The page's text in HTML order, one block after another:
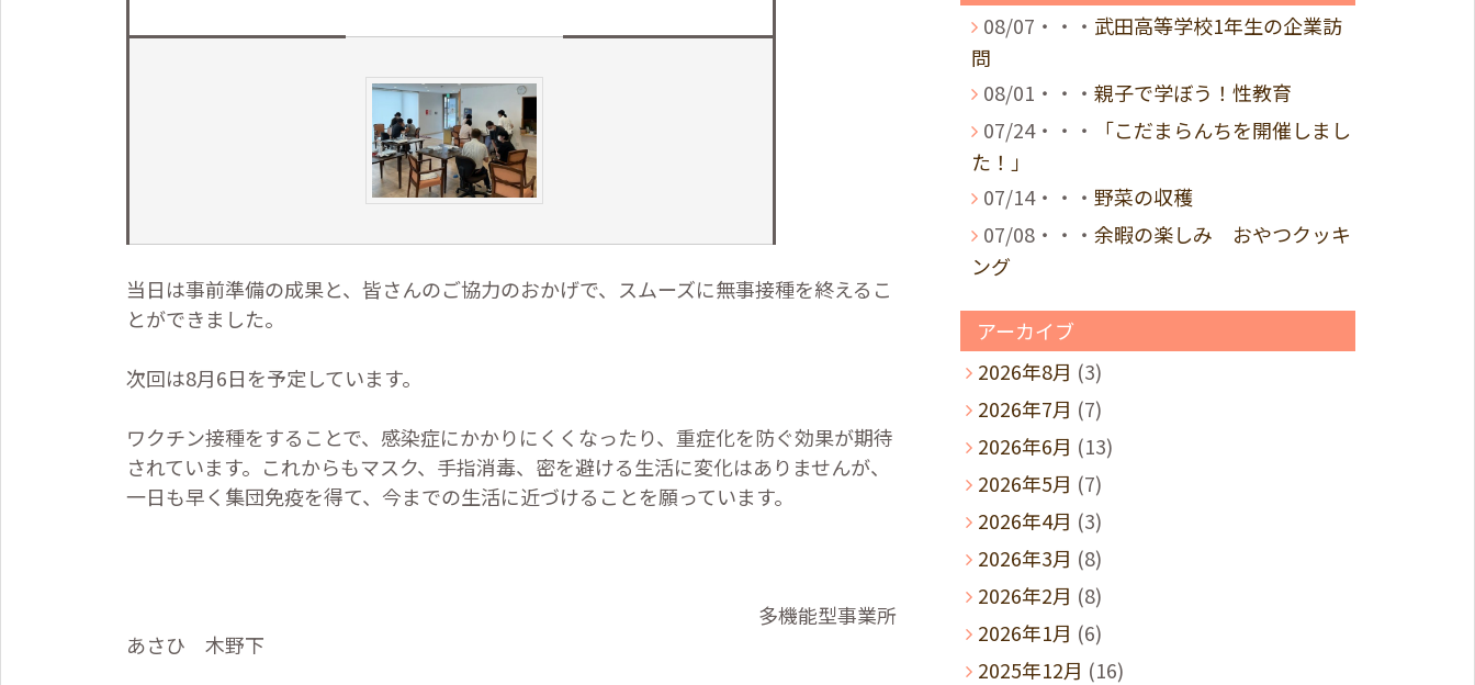
当日は事前準備の成果と、皆さんのご協力のおかげで、スムーズに無事接種を終えるこ
とができました。
次回は8月6日を予定しています。
ワクチン接種をすることで、感染症にかかりにくくなったり、重症化を防ぐ効果が期待
されています。これからもマスク、手指消毒、密を避ける生活に変化はありませんが、
一日も早く集団免疫を得て、今までの生活に近づけることを願っています。
多機能型事業所
あさひ 木野下
08/07・・・ 武田高等学校1年生の企業訪
問
08/01・・・ 親子で学ぼう！性教育
07/24・・・
「こだまらんちを開催しまし
た！」
07/14・・・ 野菜の収穫
07/08・・・ 余暇の楽しみ おやつクッキ
ング
アーカイブ
2026年8月 (3)
2026年7月 (7)
2026年6月 (13)
2026年5月 (7)
2026年4月 (3)
2026年3月 (8)
2026年2月 (8)
2026年1月 (6)
2025年12月 (16)